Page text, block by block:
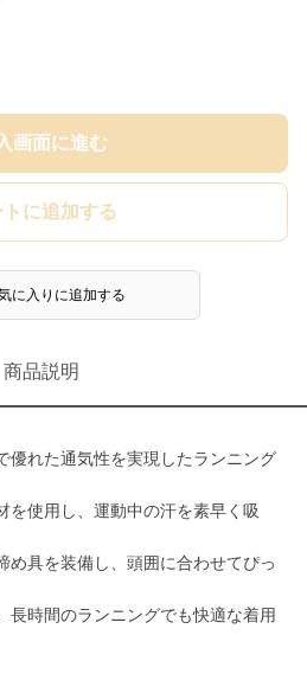
画面に進む
トに追加する
に入りに追加する
商品説明
優れた通気性を実現したランニング
を使用し、運動中の汗を素早く吸
め具を装備し、頭囲に合わせてぴっ
長時間のランニングでも快適な着用